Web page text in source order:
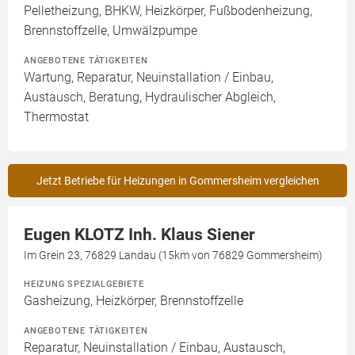
Pelletheizung, BHKW, Heizkörper, Fußbodenheizung,
Brennstoffzelle, Umwälzpumpe
ANGEBOTENE TÄTIGKEITEN
Wartung, Reparatur, Neuinstallation / Einbau,
Austausch, Beratung, Hydraulischer Abgleich,
Thermostat
Jetzt Betriebe für Heizungen in Gommersheim vergleichen
Eugen KLOTZ Inh. Klaus Siener
Im Grein 23, 76829 Landau (15km von 76829 Gommersheim)
HEIZUNG SPEZIALGEBIETE
Gasheizung, Heizkörper, Brennstoffzelle
ANGEBOTENE TÄTIGKEITEN
Reparatur, Neuinstallation / Einbau, Austausch,